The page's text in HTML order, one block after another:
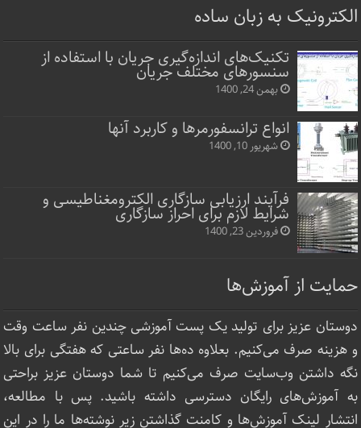
الکترونیک به زبان ساده
تکنیک‌های اندازه‌گیری جریان با استفاده از
سنسورهای مختلف جریان
بهمن 24, 1400
انواع ترانسفورمرها و کاربرد آنها
شهریور 10, 1400
فرآیند ارزیابی سازگاری الکترومغناطیسی و
شرایط لازم برای احراز سازگاری
فروردین 23, 1400
حمایت از آموزش‌ها
دوستان عزیز برای تولید یک پست آموزشی چندین نفر ساعت‌ وقت
و هزینه صرف می‌کنیم. بعلاوه ده‌ها نفر ساعتی که هفتگی برای بالا
نگه داشتن وب‌سایت صرف ‌می‌کنیم تا شما دوستان عزیز براحتی
به آموزش‌های رایگان دسترسی داشته باشید. پس با مطالعه،
انتشار لینک‌ آموزش‌ها و کامنت گذاشتن زیر نوشته‌‌ها ما را در این